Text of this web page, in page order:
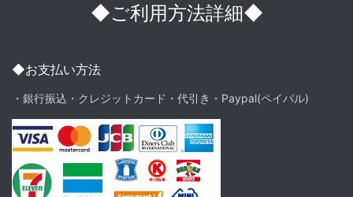
◆ご利用方法詳細◆
◆お支払い方法
・銀行振込・クレジットカード・代引き・Paypal(ペイパル)